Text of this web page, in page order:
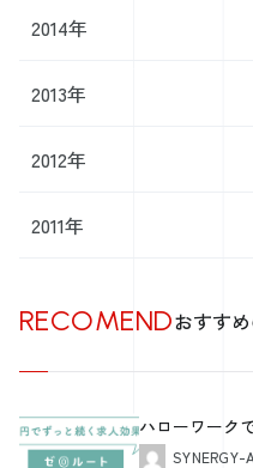
2014年
2013年
2012年
2011年
RECOMENDおすす
ハローワーク
SYNERGY-